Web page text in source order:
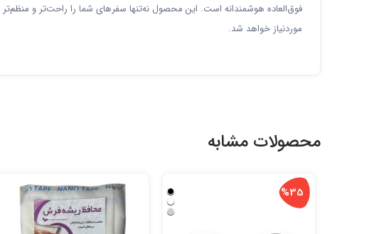
فوق‌العاده هوشمندانه است. این محصول نه‌تنها سفرهای شما را راحت‌تر و
موردنیاز خواهد شد.
محصولات مشابه
%35